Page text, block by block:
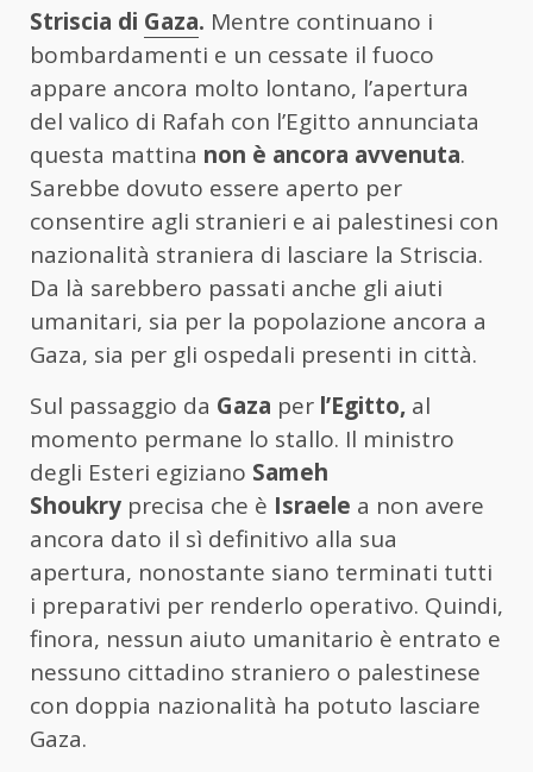
Striscia di Gaza. Mentre continuano i
bombardamenti e un cessate il fuoco
appare ancora molto lontano, l’apertura
del valico di Rafah con l’Egitto annunciata
questa mattina non è ancora avvenuta.
Sarebbe dovuto essere aperto per
consentire agli stranieri e ai palestinesi con
nazionalità straniera di lasciare la Striscia.
Da là sarebbero passati anche gli aiuti
umanitari, sia per la popolazione ancora a
Gaza, sia per gli ospedali presenti in città.
Sul passaggio da Gaza per l’Egitto, al
momento permane lo stallo. Il ministro
degli Esteri egiziano Sameh
Shoukry precisa che è Israele a non avere
ancora dato il sì definitivo alla sua
apertura, nonostante siano terminati tutti
i preparativi per renderlo operativo. Quindi,
finora, nessun aiuto umanitario è entrato e
nessuno cittadino straniero o palestinese
con doppia nazionalità ha potuto lasciare
Gaza.